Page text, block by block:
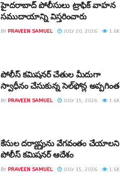
హైదరాబాద్ పోలీసులు ట్రాఫిక్ వాహన
సముదాయాన్ని విస్తరించారు
BY PRAVEEN SAMUEL JULY 20, 2026 1.6K
పోలీస్ కమిషనర్ చేతుల మీదుగా
స్వాధీనం చేసుకున్న సెల్‌ఫోన్ల అప్పగింత
BY PRAVEEN SAMUEL JULY 15, 2026 1.6K
కేసుల దర్యాప్తును వేగవంతం చేయాలని
పోలీస్ కమిషనర్ ఆదేశం
BY PRAVEEN SAMUEL JULY 15, 2026 1.6K